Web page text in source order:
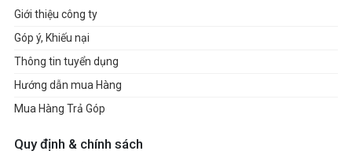
Giới thiệu công ty
Góp ý, Khiếu nại
Thông tin tuyển dụng
Hướng dẫn mua Hàng
Mua Hàng Trả Góp
Quy định & chính sách